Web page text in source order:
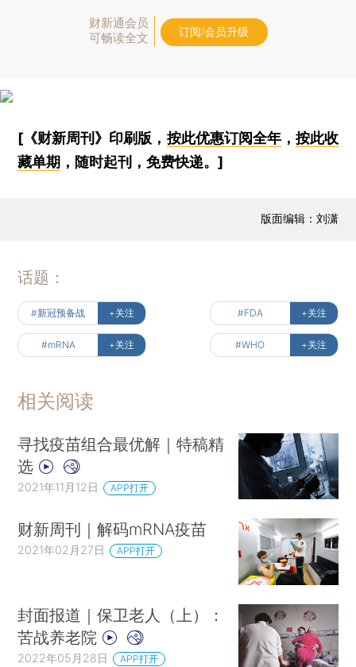
财新通会员
可畅读全文
订阅/会员升级
[《财新周刊》印刷版， 按此优惠订阅全年， 按此收
藏单期 ，随时起刊，免费快递。]
版面编辑：刘潇
话题：
#新冠预备战 +关注 #FDA +关注
#mRNA +关注 #WHO +关注
相关阅读
寻找疫苗组合最优解｜特稿精
选
2021年11月12日 APP打开
财新周刊｜解码mRNA疫苗
2021年02月27日 APP打开
封面报道｜保卫老人（上）：
苦战养老院
2022年05月28日 APP打开